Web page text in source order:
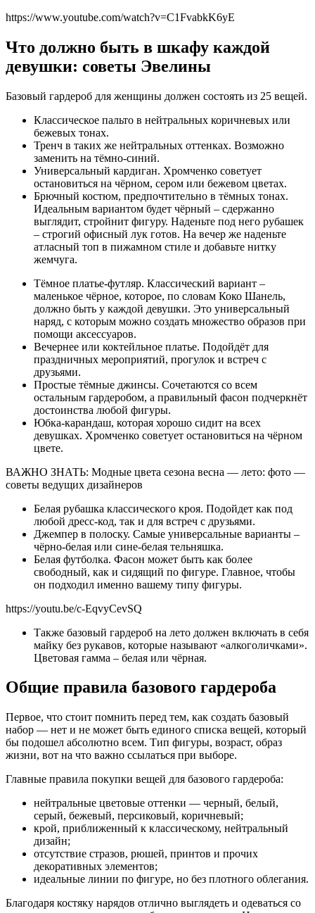
https://www.youtube.com/watch?v=C1FvabkK6yE
Что должно быть в шкафу каждой
девушки: советы Эвелины
Базовый гардероб для женщины должен состоять из 25 вещей.
Классическое пальто в нейтральных коричневых или
бежевых тонах.
Тренч в таких же нейтральных оттенках. Возможно
заменить на тёмно-синий.
Универсальный кардиган. Хромченко советует
остановиться на чёрном, сером или бежевом цветах.
Брючный костюм, предпочтительно в тёмных тонах.
Идеальным вариантом будет чёрный – сдержанно
выглядит, стройнит фигуру. Наденьте под него рубашек
– строгий офисный лук готов. На вечер же наденьте
атласный топ в пижамном стиле и добавьте нитку
жемчуга.
Тёмное платье-футляр. Классический вариант –
маленькое чёрное, которое, по словам Коко Шанель,
должно быть у каждой девушки. Это универсальный
наряд, с которым можно создать множество образов при
помощи аксессуаров.
Вечернее или коктейльное платье. Подойдёт для
праздничных мероприятий, прогулок и встреч с
друзьями.
Простые тёмные джинсы. Сочетаются со всем
остальным гардеробом, а правильный фасон подчеркнёт
достоинства любой фигуры.
Юбка-карандаш, которая хорошо сидит на всех
девушках. Хромченко советует остановиться на чёрном
цвете.
ВАЖНО ЗНАТЬ: Модные цвета сезона весна — лето: фото —
советы ведущих дизайнеров
Белая рубашка классического кроя. Подойдет как под
любой дресс-код, так и для встреч с друзьями.
Джемпер в полоску. Самые универсальные варианты –
чёрно-белая или сине-белая тельняшка.
Белая футболка. Фасон может быть как более
свободный, как и сидящий по фигуре. Главное, чтобы
он подходил именно вашему типу фигуры.
https://youtu.be/c-EqvyCevSQ
Также базовый гардероб на лето должен включать в себя
майку без рукавов, которые называют «алкоголичками».
Цветовая гамма – белая или чёрная.
Общие правила базового гардероба
Первое, что стоит помнить перед тем, как создать базовый
набор — нет и не может быть единого списка вещей, который
бы подошел абсолютно всем. Тип фигуры, возраст, образ
жизни, вот на что важно ссылаться при выборе.
Главные правила покупки вещей для базового гардероба:
нейтральные цветовые оттенки — черный, белый,
серый, бежевый, персиковый, коричневый;
крой, приближенный к классическому, нейтральный
дизайн;
отсутствие стразов, рюшей, принтов и прочих
декоративных элементов;
идеальные линии по фигуре, но без плотного облегания.
Благодаря костяку нарядов отлично выглядеть и одеваться со